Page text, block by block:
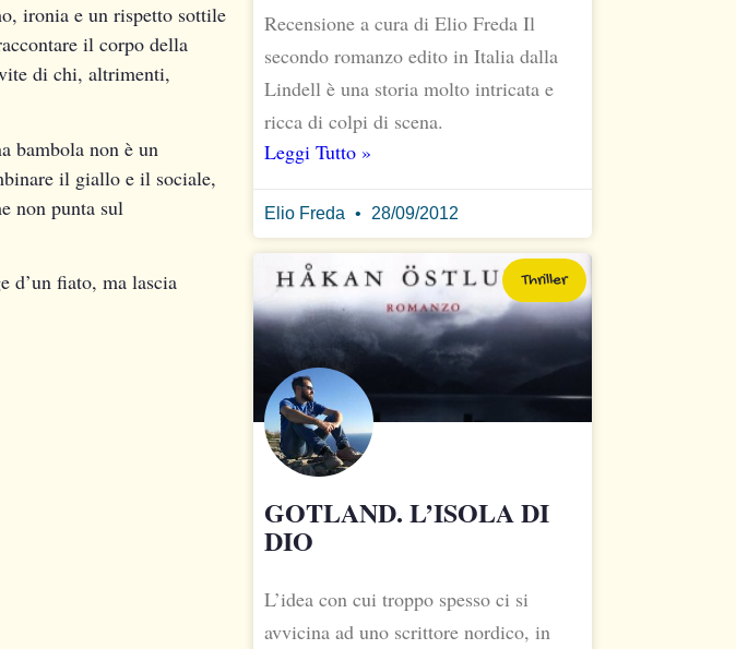
ironia e un rispetto sottile
il corpo della
di chi, altrimenti,
bambola non è un
il giallo e il sociale,
non punta sul
d’un fiato, ma lascia
Recensione a cura di Elio Freda Il
secondo romanzo edito in Italia dalla
Lindell è una storia molto intricata e
ricca di colpi di scena.
Leggi Tutto »
Elio Freda 28/09/2012
Thriller
GOTLAND. L’ISOLA DI
DIO
L’idea con cui troppo spesso ci si
avvicina ad uno scrittore nordico, in